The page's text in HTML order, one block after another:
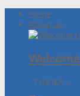
Home
About us
THANA ...